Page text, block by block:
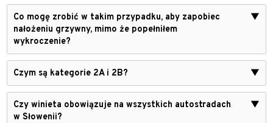
Co mogę zrobić w takim przypadku, aby zapobiec
nałożeniu grzywny, mimo że popełniłem
wykroczenie?
▼
Czym są kategorie 2A i 2B? ▼
Czy winieta obowiązuje na wszystkich autostradach
w Słowenii?
▼